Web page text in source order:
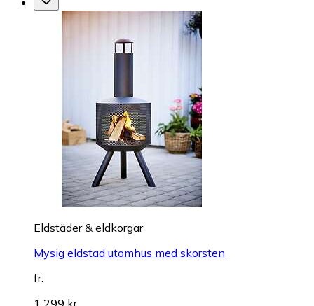
Eldstäder & eldkorgar
Mysig eldstad utomhus med skorsten
fr.
1 299 kr